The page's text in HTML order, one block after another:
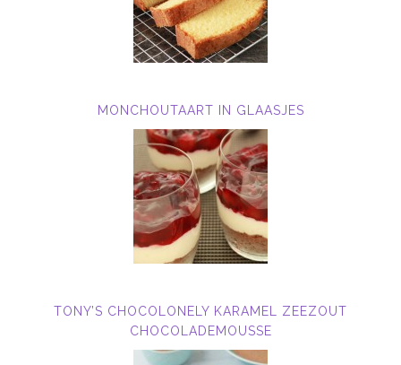
MONCHOUTAART IN GLAASJES
TONY’S CHOCOLONELY KARAMEL ZEEZOUT
CHOCOLADEMOUSSE